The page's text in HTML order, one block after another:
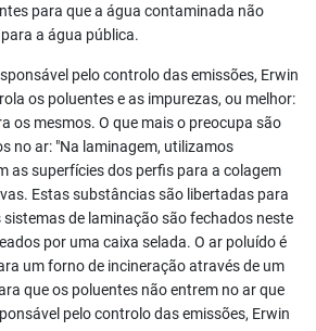
para que a água contaminada não
a água pública.
pelo controlo das emissões, Erwin
os poluentes e as impurezas, ou melhor:
os mesmos. O que mais o preocupa são
no ar: "Na laminagem, utilizamos
as superfícies dos perfis para a colagem
Estas substâncias são libertadas para
sistemas de laminação são fechados neste
por uma caixa selada. O ar poluído é
um forno de incineração através de um
que os poluentes não entrem no ar que
pelo controlo das emissões, Erwin